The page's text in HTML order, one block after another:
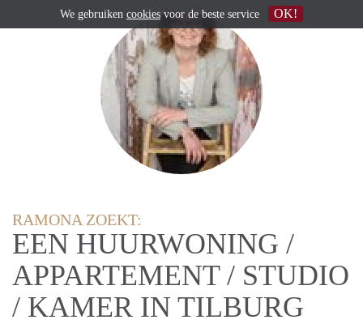
RAMONA ZOEKT:
EEN HUURWONING /
APPARTEMENT / STUDIO
/ KAMER IN TILBURG
We gebruiken cookies voor de beste service OK!